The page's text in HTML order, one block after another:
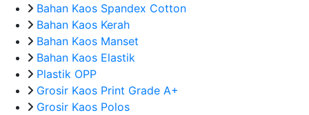
Bahan Kaos Spandex Cotton
Bahan Kaos Kerah
Bahan Kaos Manset
Bahan Kaos Elastik
Plastik OPP
Grosir Kaos Print Grade A+
Grosir Kaos Polos